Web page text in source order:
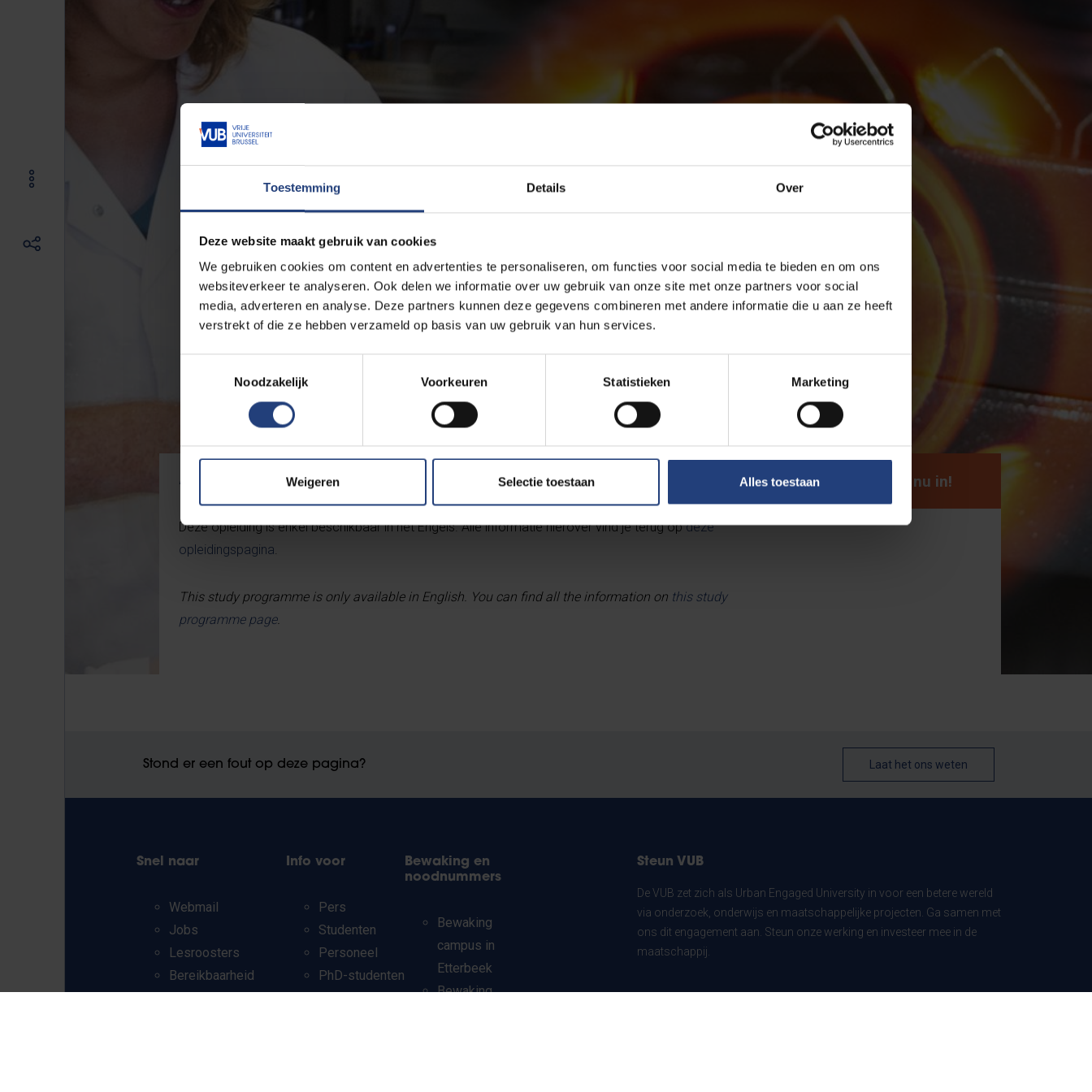
Toestemming Details Over
Deze website maakt gebruik van cookies
We gebruiken cookies om content en advertenties te personaliseren, om functies voor social media te bieden en om ons
websiteverkeer te analyseren. Ook delen we informatie over uw gebruik van onze site met onze partners voor social
media, adverteren en analyse. Deze partners kunnen deze gegevens combineren met andere informatie die u aan ze heeft
verstrekt of die ze hebben verzameld op basis van uw gebruik van hun services.
Noodzakelijk
Voorkeuren Statistieken Marketing
Weigeren Selectie toestaan Alles toestaan
Faculteit Ingenieurswetenschappen
Deze opleiding is enkel beschikbaar in het Engels. Alle informatie hierover vind je terug opdeze
opleidingspagina.
This study programme is only available in English. You can find all the information on this study
programme page.
Schrijf je nu in!
Stond er een fout op deze pagina? Laat het ons weten
Snel naar
Webmail
Jobs
Lesroosters
Bereikbaarheid
Info voor
Pers
Studenten
Personeel
PhD-studenten
Bewaking en
noodnummers
Bewaking
campus in
Etterbeek
Bewaking
Steun VUB
De VUB zet zich als Urban Engaged University in voor een betere wereld
via onderzoek, onderwijs en maatschappelijke projecten. Ga samen met
ons dit engagement aan. Steun onze werking en investeer mee in de
maatschappij.